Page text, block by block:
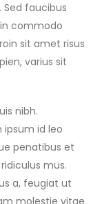
Sed faucibus
commodo
sit amet risus
varius sit
nibh.
ipsum id leo
penatibus et
mus.
a, feugiat ut
molestie vitae